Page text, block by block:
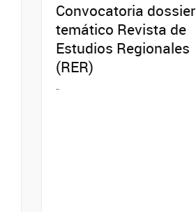
Convocatoria dossier
temático Revista de
Estudios Regionales
(RER)
-